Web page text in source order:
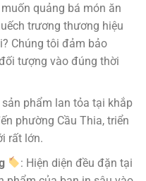
muốn quảng bá món ăn
trương thương hiệu
Chúng tôi đảm bảo
tượng vào đúng thời
sản phẩm lan tỏa tại khắp
phường Cầu Thia, triển
rất lớn.
: Hiện diện đều đặn tại